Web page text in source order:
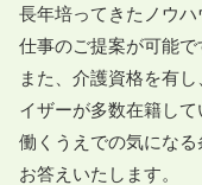
長年培ってきたノウ
仕事のご提案が可能で
また、介護資格を有
イザーが多数在籍して
働くうえでの気にな
お答えいたします。